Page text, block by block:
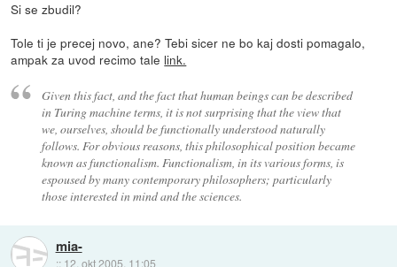
Si se zbudil?
Tole ti je precej novo, ane? Tebi sicer ne bo kaj dosti pomagalo,
ampak za uvod recimo tale link.
Given this fact, and the fact that human beings can be described
in Turing machine terms, it is not surprising that the view that
we, ourselves, should be functionally understood naturally
follows. For obvious reasons, this philosophical position became
known as functionalism. Functionalism, in its various forms, is
espoused by many contemporary philosophers; particularly
those interested in mind and the sciences.
mia-
:: 12. okt 2005, 11:05